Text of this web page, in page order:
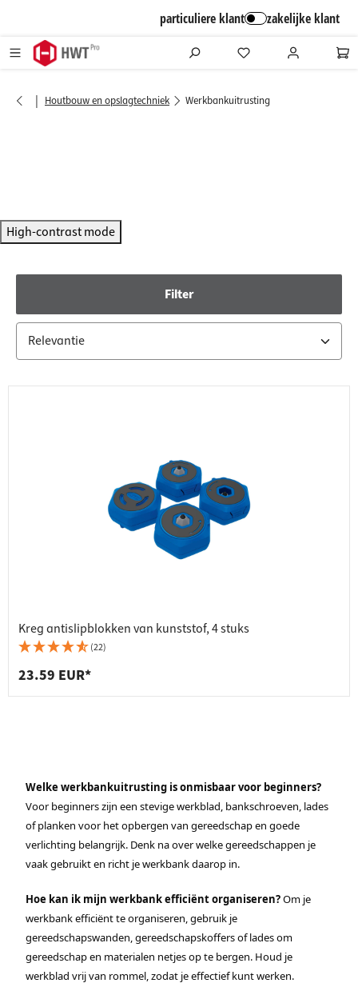
particuliere klant zakelijke klant
| Houtbouw en opslagtechniek Werkbankuitrusting
High-contrast mode
Filter
Kreg antislipblokken van kunststof, 4 stuks
(22)
23.59 EUR*
Welke werkbankuitrusting is onmisbaar voor beginners?
Voor beginners zijn een stevige werkblad, bankschroeven, lades
of planken voor het opbergen van gereedschap en goede
verlichting belangrijk. Denk na over welke gereedschappen je
vaak gebruikt en richt je werkbank daarop in.
Hoe kan ik mijn werkbank efficiënt organiseren?Om je
werkbank efficiënt te organiseren, gebruik je
gereedschapswanden, gereedschapskoffers of lades om
gereedschap en materialen netjes op te bergen. Houd je
werkblad vrij van rommel, zodat je effectief kunt werken.